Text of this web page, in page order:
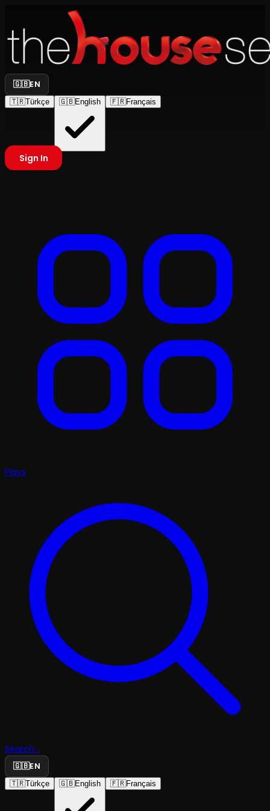
🇬🇧EN
🇹🇷Türkçe 🇬🇧English 🇫🇷Français
Sign In
Plays
Search...
🇬🇧EN
🇹🇷Türkçe 🇬🇧English 🇫🇷Français